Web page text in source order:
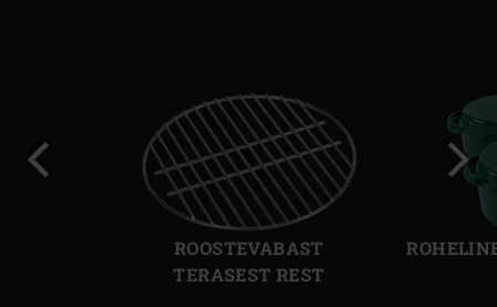
ROOSTEVABAST
TERASEST REST